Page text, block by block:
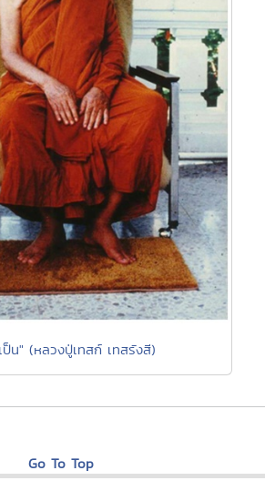
ป็น" (หลวงปู่เทสก์ เทสรังสี)
Go To Top